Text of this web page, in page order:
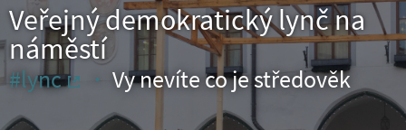
Veřejný demokratický lynč na
náměstí
#lync
Vy nevíte co je středověk